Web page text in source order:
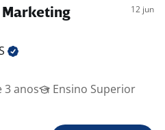
Marketing
12 jun
3 anos
Ensino Superior